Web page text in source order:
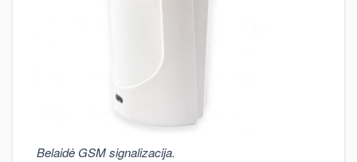
Belaidė GSM signalizacija.